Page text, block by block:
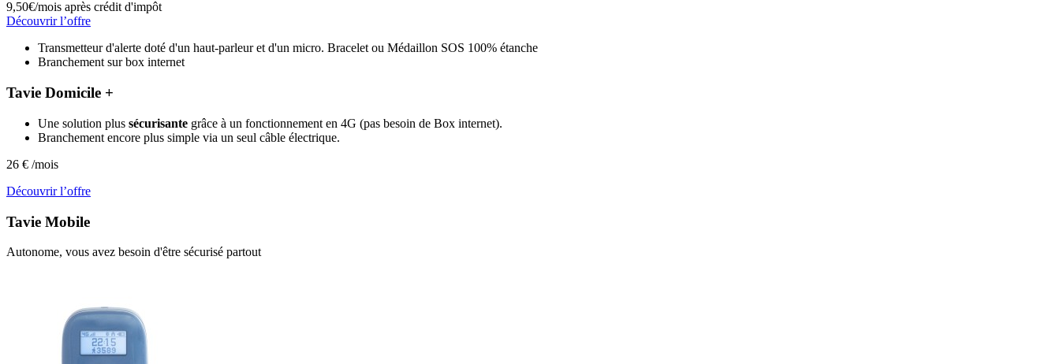
9,50€/mois après crédit d'impôt
Découvrir l’offre
Transmetteur d'alerte doté d'un haut-parleur et d'un micro. Bracelet ou Médaillon SOS 100% étanche
Branchement sur box internet
Tavie Domicile +
Une solution plus sécurisante grâce à un fonctionnement en 4G (pas besoin de Box internet).
Branchement encore plus simple via un seul câble électrique.
26 € /mois
Découvrir l’offre
Tavie Mobile
Autonome, vous avez besoin d'être sécurisé partout